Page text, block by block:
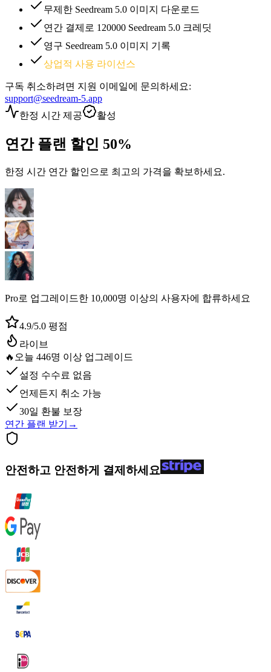
무제한 Seedream 5.0 이미지 다운로드
연간 결제로 120000 Seedream 5.0 크레딧
영구 Seedream 5.0 이미지 기록
상업적 사용 라이선스
구독 취소하려면 지원 이메일에 문의하세요:
support@seedream-5.app
한정 시간 제공
활성
연간 플랜 할인 50%
한정 시간 연간 할인으로 최고의 가격을 확보하세요.
Pro로 업그레이드한 10,000명 이상의 사용자에 합류하세요
4.9/5.0 평점
라이브
🔥 오늘 446명 이상 업그레이드
설정 수수료 없음
언제든지 취소 가능
30일 환불 보장
연간 플랜 받기 →
안전하고 안전하게 결제하세요